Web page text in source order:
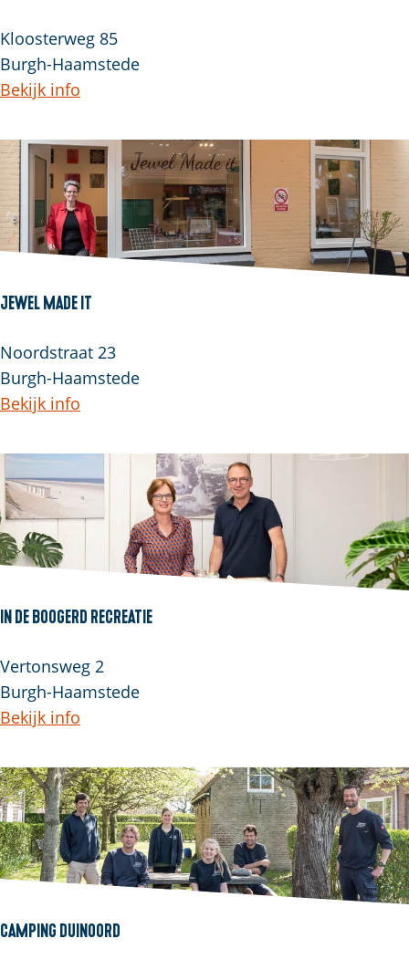
Kloosterweg 85
Burgh-Haamstede
Bekijk info
Jewel Made It
Noordstraat 23
Burgh-Haamstede
Bekijk info
In de Boogerd Recreatie
Vertonsweg 2
Burgh-Haamstede
Bekijk info
Camping Duinoord